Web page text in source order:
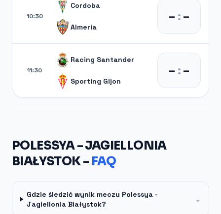
10:30
Cordoba
Almeria
– :–
11:30
Racing Santander
Sporting Gijon
– :–
POLESSYA - JAGIELLONIA
BIAŁYSTOK - FAQ
Gdzie śledzić wynik meczu Polessya -
Jagiellonia Białystok?
⌄